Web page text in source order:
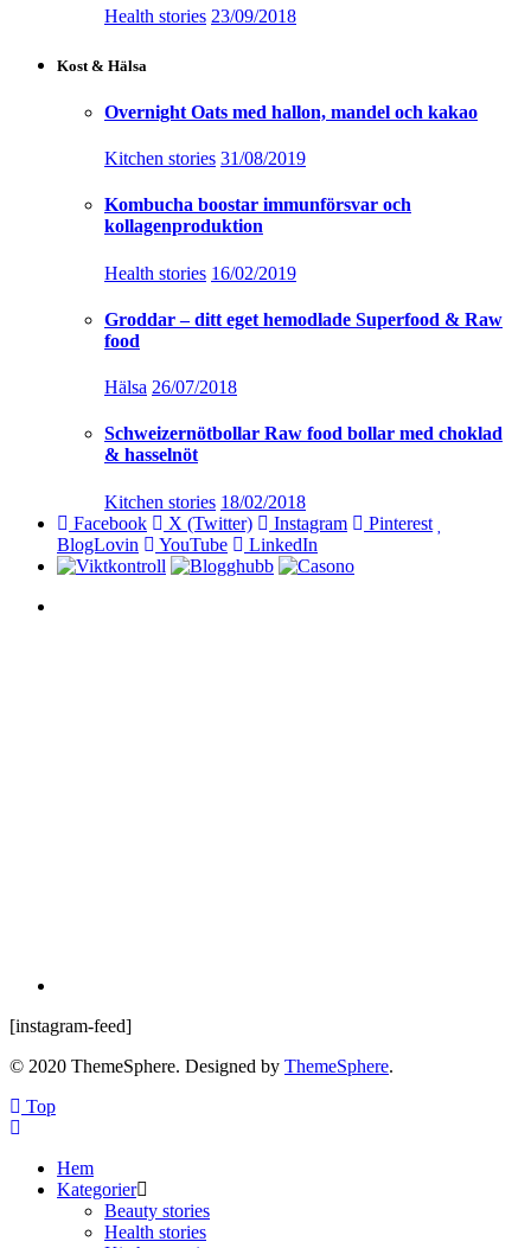
Health stories 23/09/2018
Kost & Hälsa
Overnight Oats med hallon, mandel och kakao
Kitchen stories 31/08/2019
Kombucha boostar immunförsvar och
kollagenproduktion
Health stories 16/02/2019
Groddar – ditt eget hemodlade Superfood & Raw
food
Hälsa 26/07/2018
Schweizernötbollar Raw food bollar med choklad
& hasselnöt
Kitchen stories 18/02/2018
Facebook
X (Twitter) Instagram
Pinterest
BlogLovin
YouTube LinkedIn
[instagram-feed]
© 2020 ThemeSphere. Designed by ThemeSphere.
Top
Hem
Kategorier
Beauty stories
Health stories